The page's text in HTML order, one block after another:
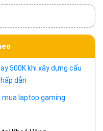
500K khi xây dựng cấu
dẫn
mua laptop gaming